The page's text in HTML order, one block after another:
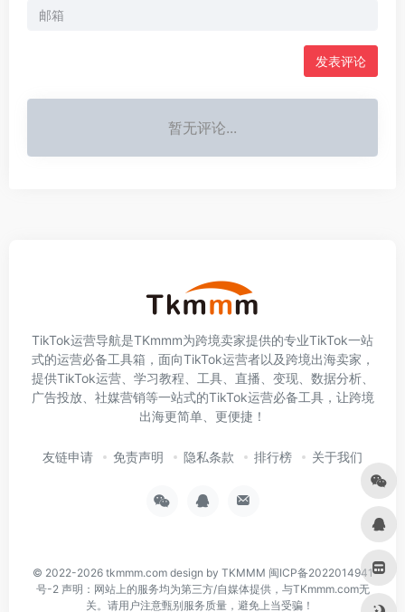
发表评论
暂无评论...
TikTok运营导航是TKmmm为跨境卖家提供的专业TikTok一站
式的运营必备工具箱，面向TikTok运营者以及跨境出海卖家，
提供TikTok运营、学习教程、工具、直播、变现、数据分析、
广告投放、社媒营销等一站式的TikTok运营必备工具，让跨境
出海更简单、更便捷！
友链申请 免责声明 隐私条款 排行榜 关于我们
© 2022-2026 tkmmm.comdesign by TKMMM 闽ICP备2022014941
号-2声明：网站上的服务均为第三方/自媒体提供，与TKmmm.com无
关。请用户注意甄别服务质量，避免上当受骗！